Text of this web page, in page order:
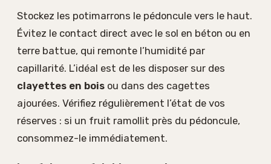
Stockez les potimarrons le pédoncule vers le haut.
Évitez le contact direct avec le sol en béton ou en
terre battue, qui remonte l’humidité par
capillarité. L’idéal est de les disposer sur des
clayettes en bois ou dans des cagettes
ajourées. Vérifiez régulièrement l’état de vos
réserves : si un fruit ramollit près du pédoncule,
consommez-le immédiatement.